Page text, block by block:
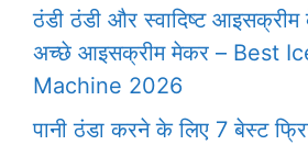
ठंडी ठंडी और स्वादिष्ट
अच्छे आइसक्रीम मेकर – Best
Machine 2026
पानी ठंडा करने के लिए 7 बेस्ट